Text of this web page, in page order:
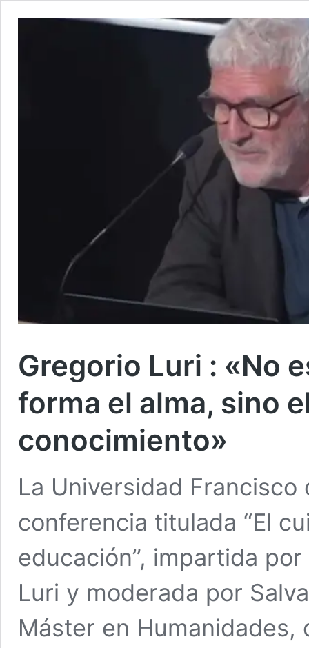
Gregorio Luri : «No
forma el alma, sino
conocimiento»
La Universidad
conferencia titulada “El
educación”, impartida
Luri y moderada por
Máster en